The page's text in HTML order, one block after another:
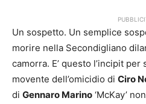
Un sospetto. Un semplice
morire nella Secondigliano
camorra. E’ questo l’incipit
movente dell’omicidio di Ciro
di Gennaro Marino ‘McKay’